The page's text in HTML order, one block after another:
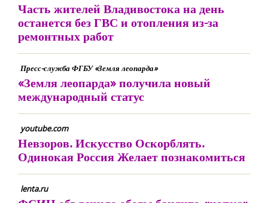
Часть жителей Владивостока на день
останется без ГВС и отопления из-за
ремонтных работ
Пресс-служба ФГБУ «Земля леопарда»
«Земля леопарда» получила новый
международный статус
youtube.com
Невзоров. Искусство Оскорблять.
Одинокая Россия Желает познакомиться
lenta.ru